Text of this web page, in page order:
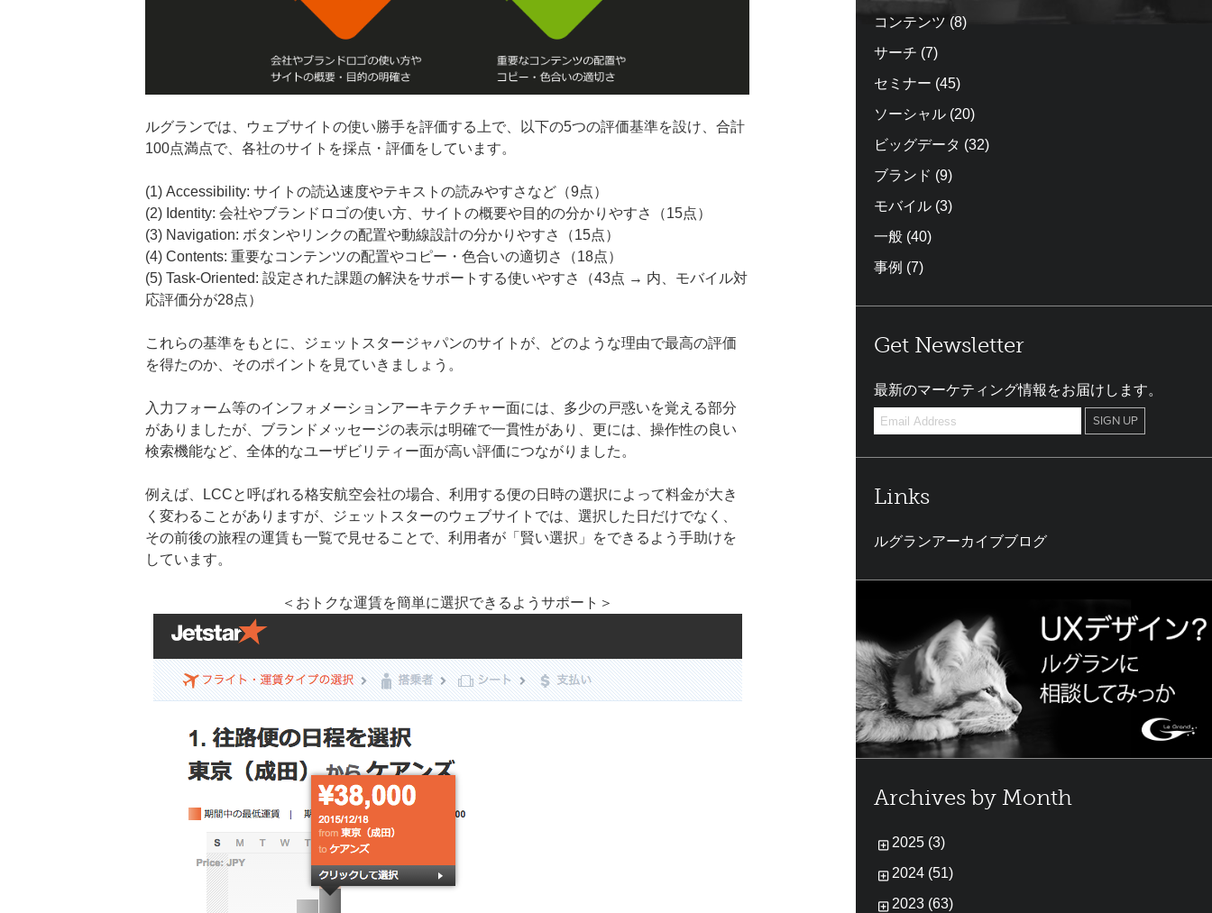
ルグランでは、ウェブサイトの使い勝手を評価する上で、以下の5つの評価基準を設け、合計
100点満点で、各社のサイトを採点・評価をしています。
(1) Accessibility: サイトの読込速度やテキストの読みやすさなど（9点）
(2) Identity: 会社やブランドロゴの使い方、サイトの概要や目的の分かりやすさ（15点）
(3) Navigation: ボタンやリンクの配置や動線設計の分かりやすさ（15点）
(4) Contents: 重要なコンテンツの配置やコピー・色合いの適切さ（18点）
(5) Task-Oriented: 設定された課題の解決をサポートする使いやすさ（43点 → 内、モバイル対
応評価分が28点）
これらの基準をもとに、ジェットスタージャパンのサイトが、どのような理由で最高の評価
を得たのか、そのポイントを見ていきましょう。
入力フォーム等のインフォメーションアーキテクチャー面には、多少の戸惑いを覚える部分
がありましたが、ブランドメッセージの表示は明確で一貫性があり、更には、操作性の良い
検索機能など、全体的なユーザビリティー面が高い評価につながりました。
例えば、LCCと呼ばれる格安航空会社の場合、利用する便の日時の選択によって料金が大き
く変わることがありますが、ジェットスターのウェブサイトでは、選択した日だけでなく、
その前後の旅程の運賃も一覧で見せることで、利用者が「賢い選択」をできるよう手助けを
しています。
＜おトクな運賃を簡単に選択できるようサポート＞
コンテンツ (8)
サーチ (7)
セミナー (45)
ソーシャル (20)
ビッグデータ (32)
ブランド (9)
モバイル (3)
一般 (40)
事例 (7)
Get Newsletter
最新のマーケティング情報をお届けします。
Links
ルグランアーカイブブログ
Archives by Month
2025 (3)
2024 (51)
2023 (63)